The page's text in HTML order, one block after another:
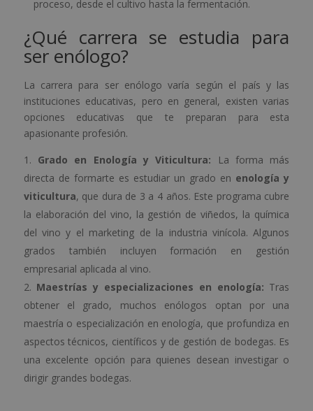
proceso, desde el cultivo hasta la fermentación.
¿Qué carrera se estudia para
ser enólogo?
La carrera para ser enólogo varía según el país y las
instituciones educativas, pero en general, existen varias
opciones educativas que te preparan para esta
apasionante profesión.
Grado en Enología y Viticultura:
La forma más
directa de formarte es estudiar un grado en enología y
viticultura, que dura de 3 a 4 años. Este programa cubre
la elaboración del vino, la gestión de viñedos, la química
del vino y el marketing de la industria vinícola. Algunos
grados también incluyen formación en gestión
empresarial aplicada al vino.
Maestrías y especializaciones en enología: Tras
obtener el grado, muchos enólogos optan por una
maestría o especialización en enología, que profundiza en
aspectos técnicos, científicos y de gestión de bodegas. Es
una excelente opción para quienes desean investigar o
dirigir grandes bodegas.